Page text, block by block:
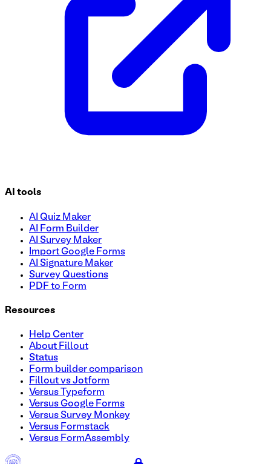
AI tools
AI Quiz Maker
AI Form Builder
AI Survey Maker
Import Google Forms
AI Signature Maker
Survey Questions
PDF to Form
Resources
Help Center
About Fillout
Status
Form builder comparison
Fillout vs Jotform
Versus Typeform
Versus Google Forms
Versus Survey Monkey
Versus Formstack
Versus FormAssembly